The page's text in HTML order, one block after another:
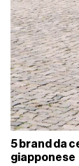
5 brand da
giapponese